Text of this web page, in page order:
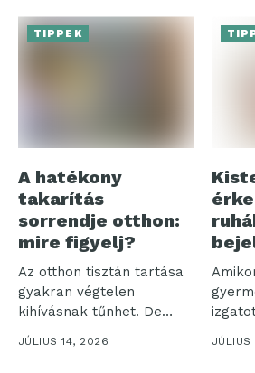
TIPPEK
A hatékony
takarítás
sorrendje otthon:
mire figyelj?
Az otthon tisztán tartása
gyakran végtelen
kihívásnak tűnhet. De
vajon miért olyan...
JÚLIUS 14, 2026